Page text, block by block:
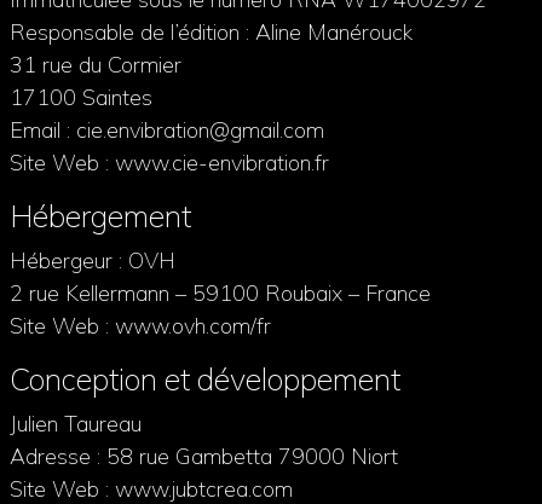
Responsable de l’édition : Aline Manérouck
31 rue du Cormier
17100 Saintes
Email : cie.envibration@gmail.com
Site Web : www.cie-envibration.fr
Hébergement
Hébergeur : OVH
2 rue Kellermann – 59100 Roubaix – France
Site Web : www.ovh.com/fr
Conception et développement
Julien Taureau
Adresse : 58 rue Gambetta 79000 Niort
Site Web : www.jubtcrea.com